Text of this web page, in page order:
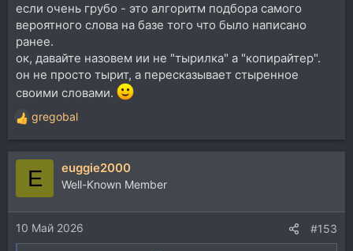
если очень грубо - это алгоритм подбора самого
вероятного слова на базе того что было написано
ранее.
ок, давайте назовем ии не "тырилка" а "копирайтер".
он не просто тырит, а пересказывает стыренное
своими словами.
Р
е
а
и
и
:
gregobal
E euggie2000
Well-Known Member
10 Май 2026 #153